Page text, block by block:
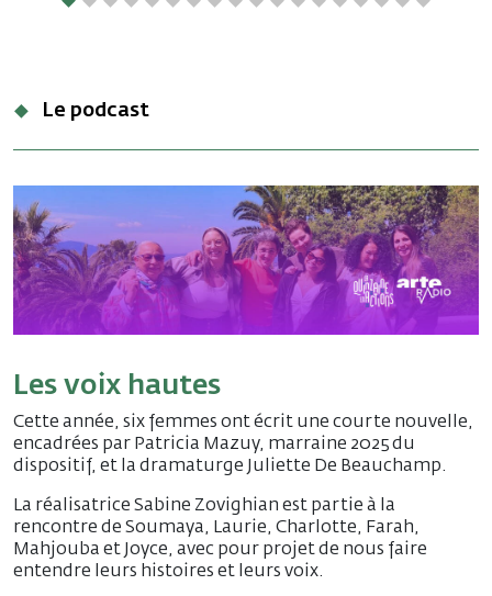
Le podcast
Les voix hautes
Cette année, six femmes ont écrit une courte nouvelle,
encadrées par Patricia Mazuy, marraine 2025 du
dispositif, et la dramaturge Juliette De Beauchamp.
La réalisatrice Sabine Zovighian est partie à la
rencontre de Soumaya, Laurie, Charlotte, Farah,
Mahjouba et Joyce, avec pour projet de nous faire
entendre leurs histoires et leurs voix.